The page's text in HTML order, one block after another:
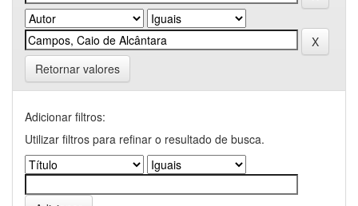
Retornar valores
Adicionar filtros:
Utilizar filtros para refinar o resultado de busca.